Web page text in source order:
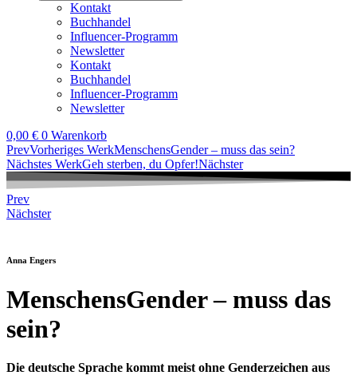
Kontakt
Buchhandel
Influencer-Programm
Newsletter
Kontakt
Buchhandel
Influencer-Programm
Newsletter
0,00 € 0 Warenkorb
PrevVorheriges WerkMenschensGender – muss das sein?
Nächstes WerkGeh sterben, du Opfer!Nächster
Prev
Nächster
Anna Engers
MenschensGender – muss das
sein?
Die deutsche Sprache kommt meist ohne Genderzeichen aus